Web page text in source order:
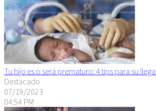
Tu hijo es o será prematuro: 4 tips para su
Destacado
07/19/2023
04:54 PM